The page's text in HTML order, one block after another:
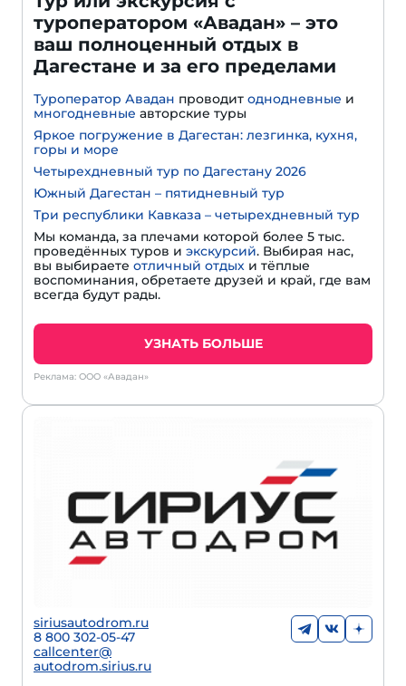
туроператором «Авадан» – это
ваш полноценный отдых в
Дагестане и за его пределами
Туроператор Авадан проводит однодневные и
многодневные авторские туры
Яркое погружение в Дагестан: лезгинка, кухня,
горы и море
Четырехдневный тур по Дагестану 2026
Южный Дагестан – пятидневный тур
Три республики Кавказа – четырехдневный тур
Мы команда, за плечами которой более 5 тыс.
проведённых туров и экскурсий. Выбирая нас,
вы выбираете отличный отдых и тёплые
воспоминания, обретаете друзей и край, где вам
всегда будут рады.
УЗНАТЬ БОЛЬШЕ
Реклама: ООО «Авадан»
siriusautodrom.ru
8 800 302-05-47
callcenter@
autodrom.sirius.ru